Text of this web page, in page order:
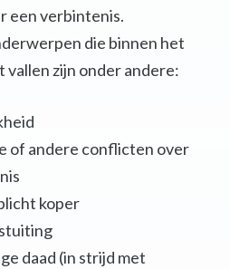
een verbintenis.
die binnen het
zijn onder andere:
of andere conflicten over
koper
daad (in strijd met